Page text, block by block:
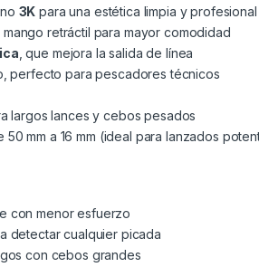
3K para una estética limpia y profesional
retráctil para mayor comodidad
, que mejora la salida de línea
perfecto para pescadores técnicos
largos lances y cebos pesados
50 mm a 16 mm (ideal para lanzados
con menor esfuerzo
detectar cualquier picada
con cebos grandes